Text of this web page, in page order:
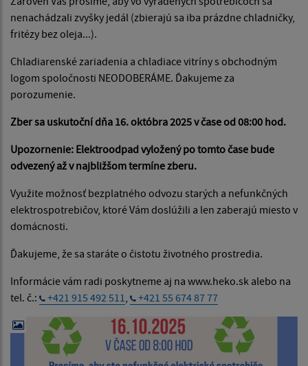
nenachádzali zvyšky jedál (zbierajú sa iba prázdne chladničky,
fritézy bez oleja...).
Chladiarenské zariadenia a chladiace vitríny s obchodným
logom spoločnosti NEODOBERÁME. Ďakujeme za
porozumenie.
Zber sa uskutoční dňa 16. októbra 2025 v čase od 08:00 hod.
Upozornenie: Elektroodpad vyložený po tomto čase bude
odvezený až v najbližšom termíne zberu.
Využite možnosť bezplatného odvozu starých a nefunkčných
elektrospotrebičov, ktoré Vám doslúžili a len zaberajú miesto v
domácnosti.
Ďakujeme, že sa staráte o čistotu životného prostredia.
Informácie vám radi poskytneme aj na www.heko.sk alebo na
tel. č.:
+421 915 492 511, +421 55 674 87 77